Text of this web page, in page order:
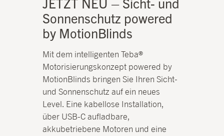
Sonnenschutz powered
by MotionBlinds
Mit dem intelligenten Teba®
Motorisierungskonzept powered by
MotionBlinds bringen Sie Ihren Sicht-
und Sonnenschutz auf ein neues
Level. Eine kabellose Installation,
über USB-C aufladbare,
akkubetriebene Motoren und eine